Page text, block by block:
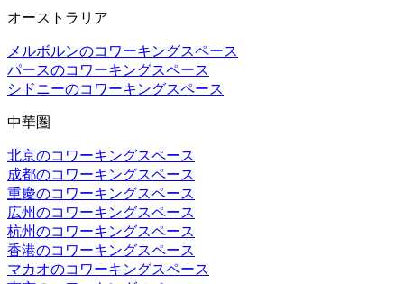
オーストラリア
メルボルンのコワーキングスペース
パースのコワーキングスペース
シドニーのコワーキングスペース
中華圏
北京のコワーキングスペース
成都のコワーキングスペース
重慶のコワーキングスペース
広州のコワーキングスペース
杭州のコワーキングスペース
香港のコワーキングスペース
マカオのコワーキングスペース